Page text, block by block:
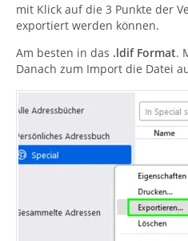
mit Klick auf die 3 Punkte der
exportiert werden können.
Am besten in das .ldif Format.
Danach zum Import die Datei